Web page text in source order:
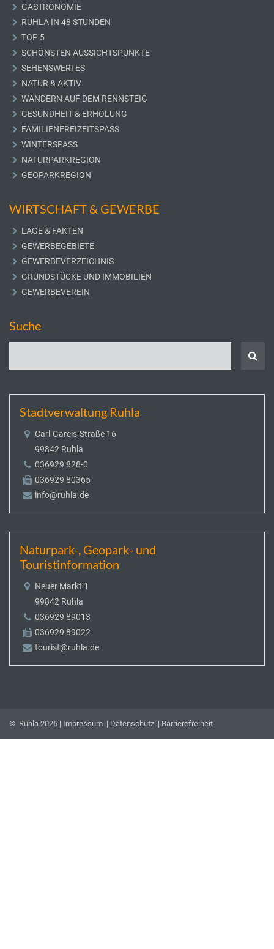
GASTRONOMIE
RUHLA IN 48 STUNDEN
TOP 5
SCHÖNSTEN AUSSICHTSPUNKTE
SEHENSWERTES
NATUR & AKTIV
WANDERN AUF DEM RENNSTEIG
GESUNDHEIT & ERHOLUNG
FAMILIENFREIZEITSPASS
WINTERSPASS
NATURPARKREGION
GEOPARKREGION
WIRTSCHAFT & GEWERBE
LAGE & FAKTEN
GEWERBEGEBIETE
GEWERBEVERZEICHNIS
GRUNDSTÜCKE UND IMMOBILIEN
GEWERBEVEREIN
Suche
Stadtverwaltung Ruhla
Carl-Gareis-Straße 16
99842 Ruhla
036929 828-0
036929 80365
info@ruhla.de
Naturpark-, Geopark- und
Touristinformation
Neuer Markt 1
99842 Ruhla
036929 89013
036929 89022
tourist@ruhla.de
© Ruhla 2026 | Impressum | Datenschutz | Barrierefreiheit